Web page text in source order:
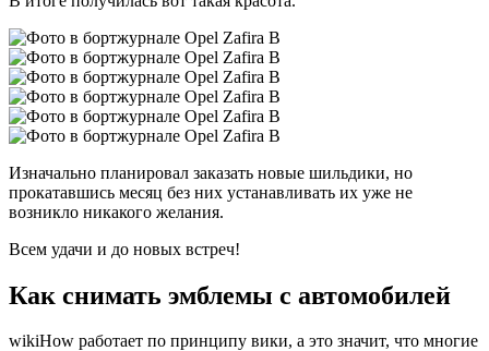
Изначально планировал заказать новые шильдики, но
прокатавшись месяц без них устанавливать их уже не
возникло никакого желания.
Всем удачи и до новых встреч!
Как снимать эмблемы с автомобилей
wikiHow работает по принципу вики, а это значит, что многие